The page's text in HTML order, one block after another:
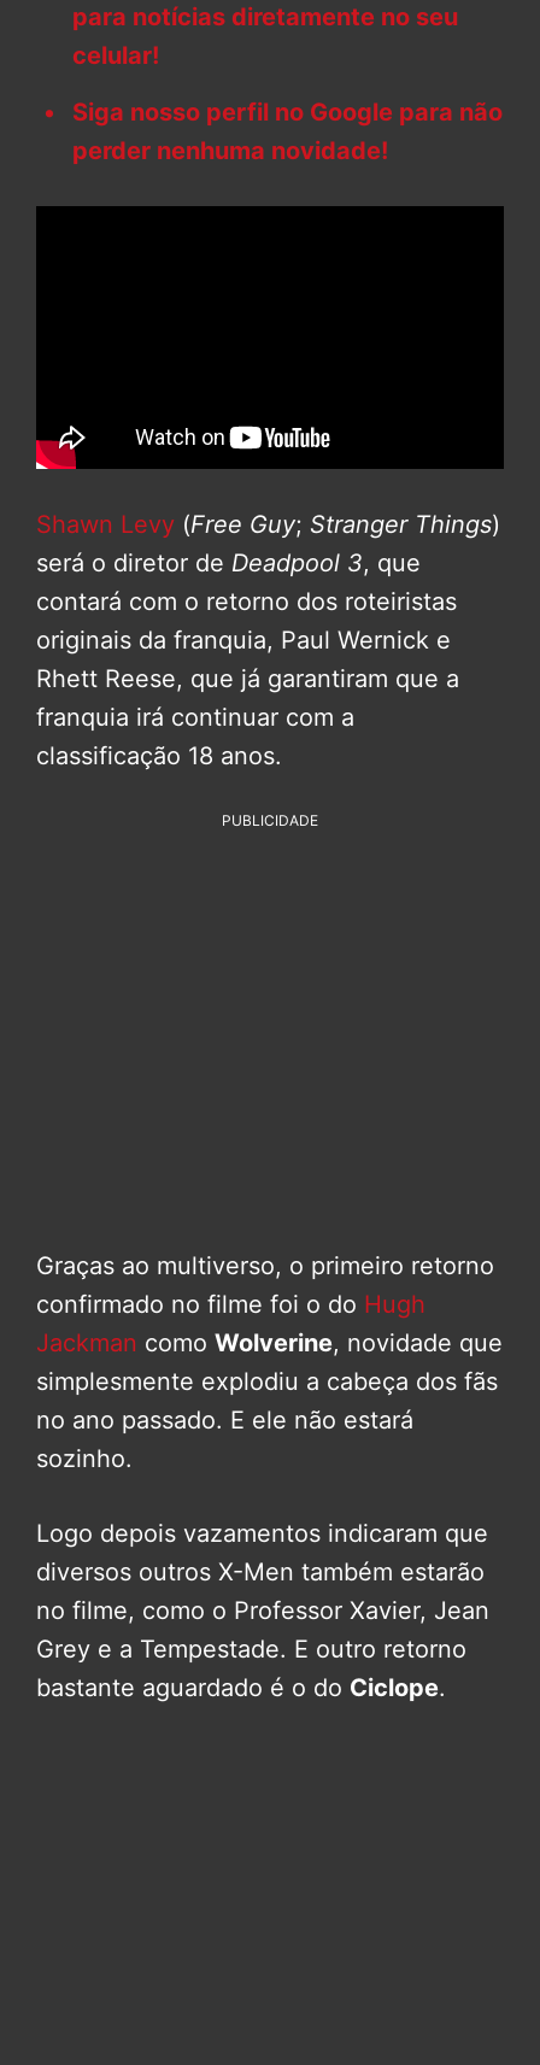
para notícias diretamente no seu
celular!
Siga nosso perfil no Google para não
perder nenhuma novidade!
Shawn Levy (Free Guy; Stranger Things)
será o diretor de Deadpool 3, que
contará com o retorno dos roteiristas
originais da franquia, Paul Wernick e
Rhett Reese, que já garantiram que a
franquia irá continuar com a
classificação 18 anos.
PUBLICIDADE
Graças ao multiverso, o primeiro retorno
confirmado no filme foi o do Hugh
Jackman como Wolverine, novidade que
simplesmente explodiu a cabeça dos fãs
no ano passado. E ele não estará
sozinho.
Logo depois vazamentos indicaram que
diversos outros X-Men também estarão
no filme, como o Professor Xavier, Jean
Grey e a Tempestade. E outro retorno
bastante aguardado é o do Ciclope.